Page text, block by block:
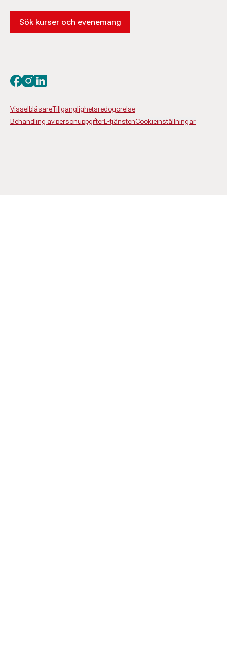
Sök kurser och evenemang
VisselblåsareTillgänglighetsredogörelse
Behandling av personuppgifterE-tjänstenCookieinställningar
Besök oss på facebook
Besök oss på instagram
Besök oss på linkedin